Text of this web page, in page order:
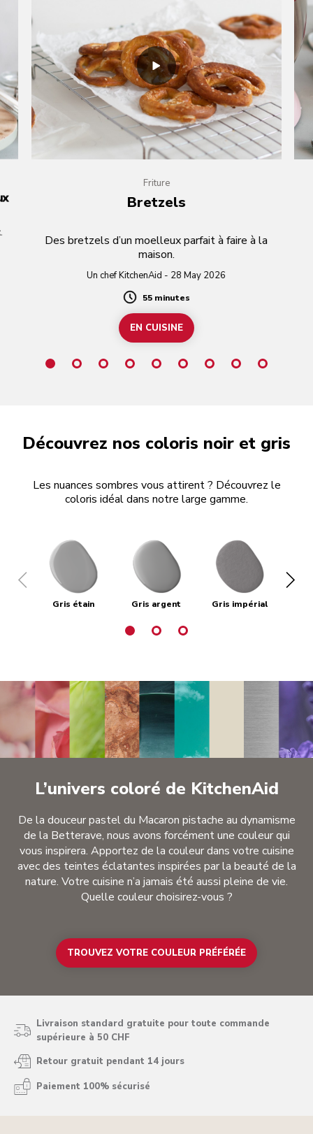
Friture
Bretzels
Des bretzels d’un moelleux parfait à faire à la
maison.
Un chef KitchenAid - 28 May 2026
Duration
55 minutes
EN CUISINE
Découvrez nos coloris noir et gris
Les nuances sombres vous attirent ? Découvrez le
coloris idéal dans notre large gamme.
Gris étain Gris argent Gris impérial
L’univers coloré de KitchenAid
De la douceur pastel du Macaron pistache au dynamisme
de la Betterave, nous avons forcément une couleur qui
vous inspirera. Apportez de la couleur dans votre cuisine
avec des teintes éclatantes inspirées par la beauté de la
nature. Votre cuisine n’a jamais été aussi pleine de vie.
Quelle couleur choisirez-vous ?
TROUVEZ VOTRE COULEUR PRÉFÉRÉE
Livraison standard gratuite pour toute commande
supérieure à 50 CHF
Retour gratuit pendant 14 jours
Paiement 100% sécurisé